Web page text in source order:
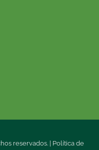
reservados. | Política de